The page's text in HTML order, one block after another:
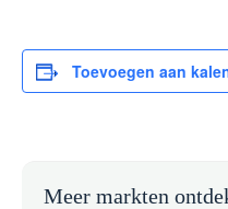
Toevoegen aan
Meer markten